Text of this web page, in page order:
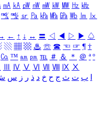
㎃ ㎄ ㎺ ㎻ ㎽ ㎾ ㎿ ㎐ ㎑
㎮ ㎯ ㏛ ㎩ ㎪ ㎫ ㎬ ㏝ ㏐
㏓
← ↑ ↓ ↔ 〓 ◁ ◀ ▷ ▶ ♤
▧ ▦ ▩ ♨ ☏ ☎ ☜ ☞ ¶ †
㏇ ™ ㏂ ㏘ ℡ ＃ ＆ ＊ ＠ ª º
Ⅳ Ⅴ Ⅵ Ⅶ Ⅷ Ⅸ Ⅹ
ب ت ث ج ح خ د ذ ر ز س